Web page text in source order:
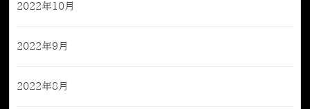
2022年10月
2022年9月
2022年8月